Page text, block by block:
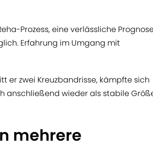
Prozess, eine verlässliche
Erfahrung im Umgang mit
er zwei Kreuzbandrisse, kämpfte sich
anschließend wieder als stabile
mehrere